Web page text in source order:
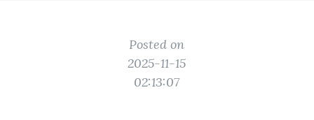
Posted on
2025-11-15
02:13:07